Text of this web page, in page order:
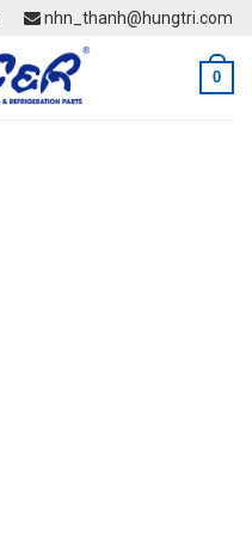
nhn_thanh@hungtri.com
0